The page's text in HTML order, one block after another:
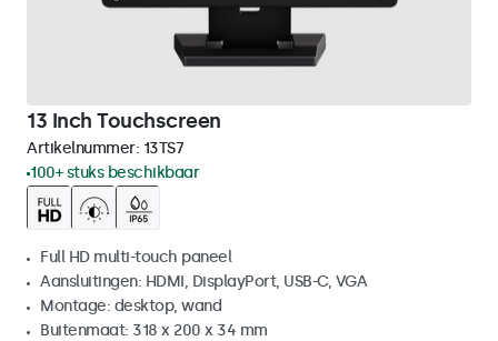
13 Inch Touchscreen
Artikelnummer: 13TS7
100+ stuks beschikbaar
Full HD multi-touch paneel
Aansluitingen: HDMI, DisplayPort, USB-C, VGA
Montage: desktop, wand
Buitenmaat: 318 x 200 x 34 mm